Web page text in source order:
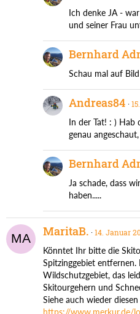
Ich denke JA -
und seiner Frau
Bernhard
Schau mal auf
Andreas84
In der Tat! : ) Hab
genau
Bernhard
Ja schade, dass
haben.....
MaritaB. 14. Januar
Könntet Ihr bitte die
Spitzinggebiet
Wildschutzgebiet, das
Skitourgehern und
Siehe auch wieder
https://www.merkur.de/